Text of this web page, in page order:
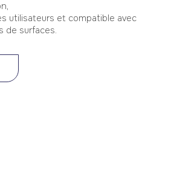
utilisateurs et compatible avec
de surfaces.